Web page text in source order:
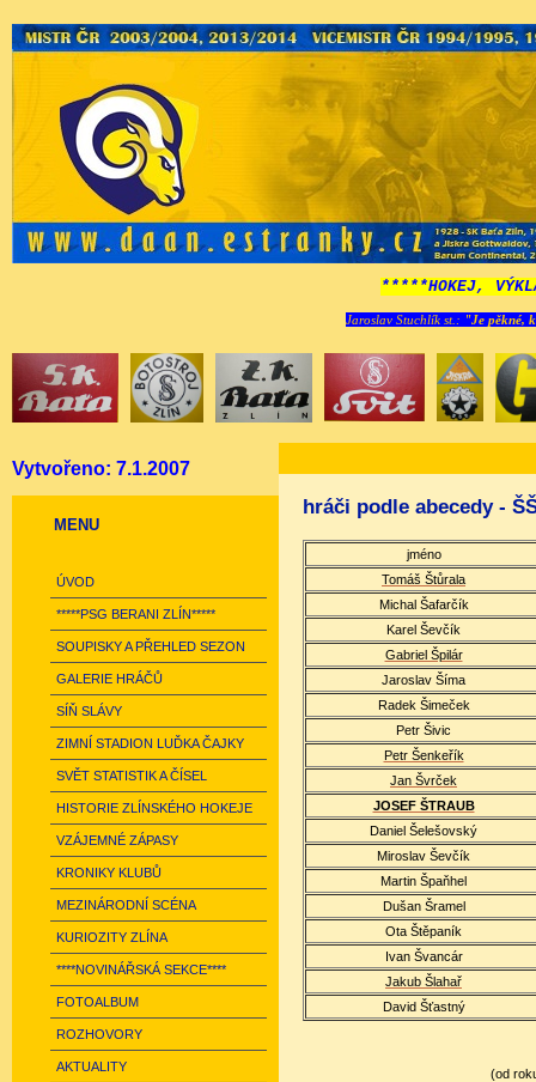
*****HOKEJ,
Jaroslav Stuchlík st.: "Je pěkné,
Vytvořeno: 7.1.2007
MENU
ÚVOD
*****PSG BERANI ZLÍN*****
SOUPISKY A PŘEHLED SEZON
GALERIE HRÁČŮ
SÍŇ SLÁVY
ZIMNÍ STADION LUĎKA ČAJKY
SVĚT STATISTIK A ČÍSEL
HISTORIE ZLÍNSKÉHO HOKEJE
VZÁJEMNÉ ZÁPASY
KRONIKY KLUBŮ
MEZINÁRODNÍ SCÉNA
KURIOZITY ZLÍNA
****NOVINÁŘSKÁ SEKCE****
FOTOALBUM
ROZHOVORY
AKTUALITY
hráči podle abecedy -
jméno
Tomáš Štůrala
Michal Šafarčík
Karel Ševčík
Gabriel Špilár
Jaroslav Šíma
Radek Šimeček
Petr Šivic
Petr Šenkeřík
Jan Švrček
JOSEF ŠTRAUB
Daniel Šelešovský
Miroslav Ševčík
Martin Špaňhel
Dušan Šramel
Ota Štěpaník
Ivan Švancár
Jakub Šlahař
David Šťastný
(od